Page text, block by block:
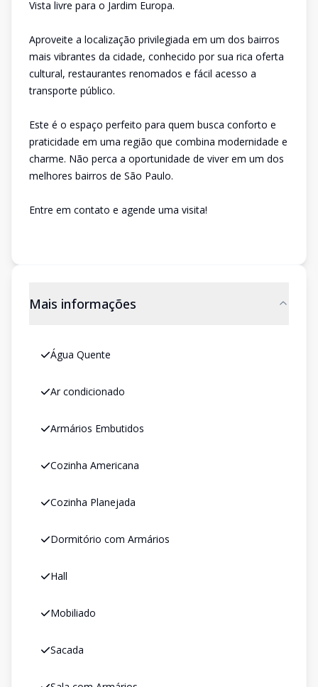
Vista livre para o Jardim Europa.
Aproveite a localização privilegiada em um dos bairros
mais vibrantes da cidade, conhecido por sua rica oferta
cultural, restaurantes renomados e fácil acesso a
transporte público.
Este é o espaço perfeito para quem busca conforto e
praticidade em uma região que combina modernidade e
charme. Não perca a oportunidade de viver em um dos
melhores bairros de São Paulo.
Entre em contato e agende uma visita!
Mais informações
Água Quente
Ar condicionado
Armários Embutidos
Cozinha Americana
Cozinha Planejada
Dormitório com Armários
Hall
Mobiliado
Sacada